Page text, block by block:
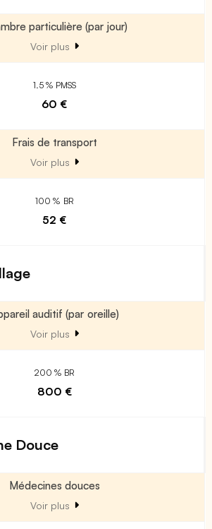
particulière (par jour)
Voir plus
1.5 % PMSS
60 €
Frais de transport
Voir plus
100 % BR
52 €
auditif (par oreille)
Voir plus
200 % BR
800 €
Douce
Médecines douces
Voir plus